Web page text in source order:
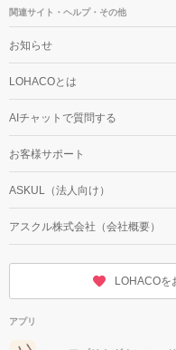
関連サイト・ヘルプ・その他
お知らせ
LOHACOとは
AIチャットで質問する
お客様サポート
ASKUL（法人向け）
アスクル株式会社（会社概要）
LOHACOを
アプリ